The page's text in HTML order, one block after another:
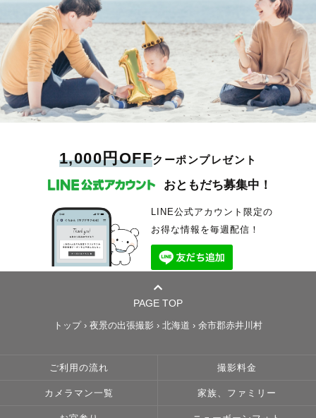
1,000円OFFクーポンプレゼント
おともだち募集中！
LINE公式アカウント限定の
お得な情報を毎週配信！
PAGE TOP
トップ › 夜景の出張撮影 › 北海道 › 余市郡赤井川村
ご利用の流れ 撮影料金
カメラマン一覧 家族、ファミリー